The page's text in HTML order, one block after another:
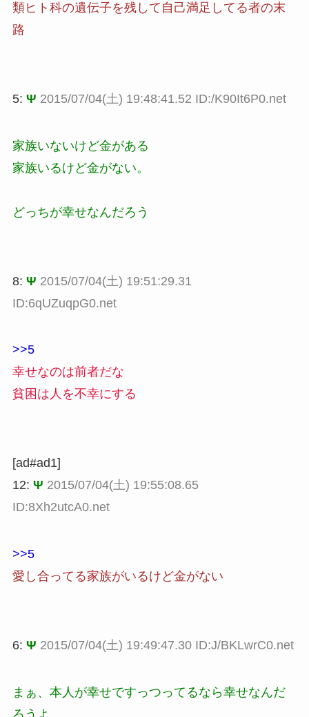
類ヒト科の遺伝子を残して自己満足してる者の末
路
5: Ψ 2015/07/04(土) 19:48:41.52 ID:/K90It6P0.net
家族いないけど金がある
家族いるけど金がない。
どっちが幸せなんだろう
8: Ψ 2015/07/04(土) 19:51:29.31
ID:6qUZuqpG0.net
>>5
幸せなのは前者だな
貧困は人を不幸にする
[ad#ad1]
12: Ψ 2015/07/04(土) 19:55:08.65
ID:8Xh2utcA0.net
>>5
愛し合ってる家族がいるけど金がない
6: Ψ 2015/07/04(土) 19:49:47.30 ID:J/BKLwrC0.net
まぁ、本人が幸せですっつってるなら幸せなんだ
ろうよ